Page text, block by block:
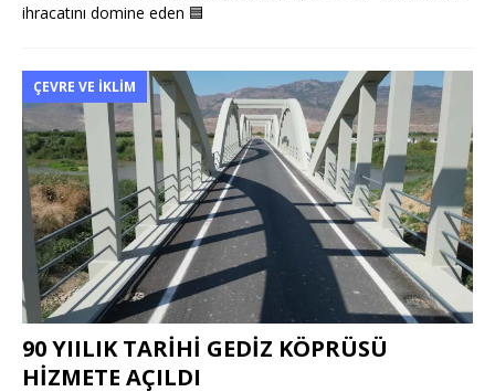
ihracatını domine eden 🟦
ÇEVRE VE İKLIM
90 YIILIK TARİHİ GEDİZ KÖPRÜSÜ
HİZMETE AÇILDI